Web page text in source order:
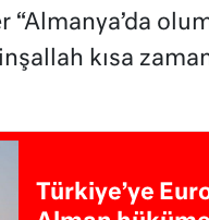
kısa
Türkiye’ye